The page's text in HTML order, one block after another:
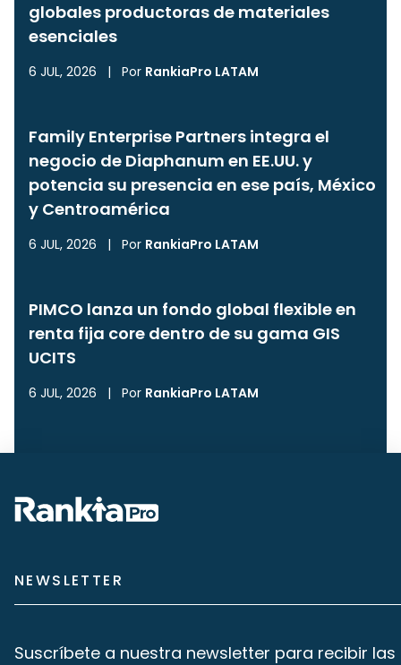
globales productoras de materiales
esenciales
6 JUL, 2026 | Por RankiaPro LATAM
Family Enterprise Partners integra el
negocio de Diaphanum en EE.UU. y
potencia su presencia en ese país, México
y Centroamérica
6 JUL, 2026 | Por RankiaPro LATAM
PIMCO lanza un fondo global flexible en
renta fija core dentro de su gama GIS
UCITS
6 JUL, 2026 | Por RankiaPro LATAM
NEWSLETTER
Suscríbete a nuestra newsletter para recibir las